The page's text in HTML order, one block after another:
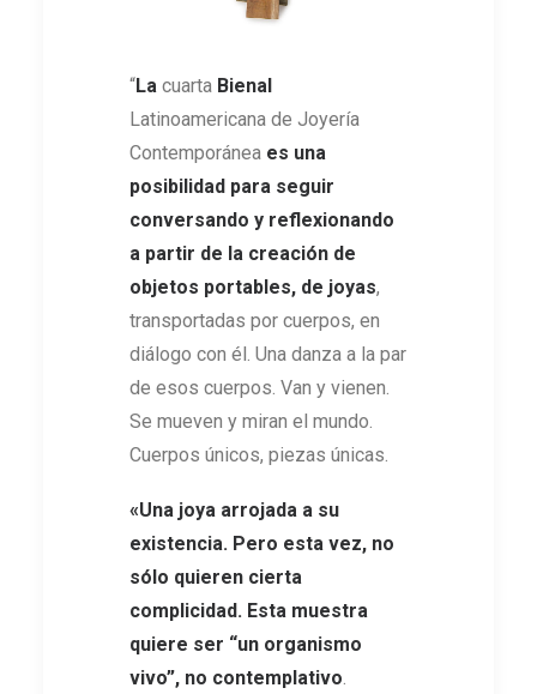
“La cuarta Bienal
Latinoamericana de Joyería
Contemporánea es una
posibilidad para seguir
conversando y reflexionando
a partir de la creación de
objetos portables, de joyas,
transportadas por cuerpos, en
diálogo con él. Una danza a la par
de esos cuerpos. Van y vienen.
Se mueven y miran el mundo.
Cuerpos únicos, piezas únicas.
«Una joya arrojada a su
existencia. Pero esta vez, no
sólo quieren cierta
complicidad. Esta muestra
quiere ser “un organismo
vivo”, no contemplativo.